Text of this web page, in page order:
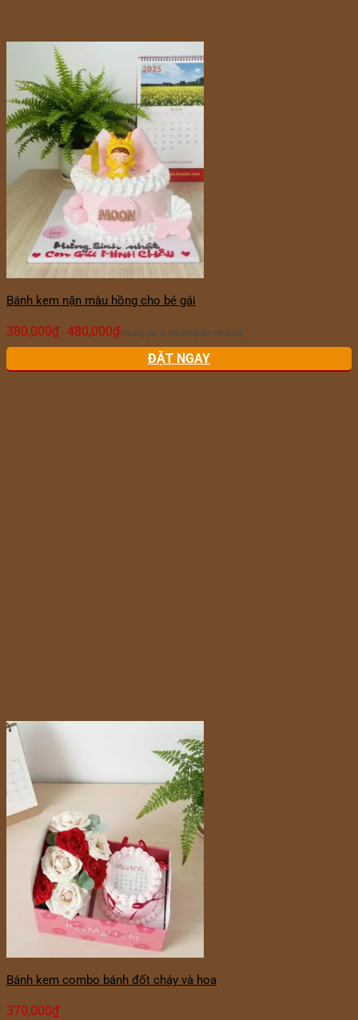
Bánh kem nặn màu hồng cho bé gái
380,000₫ – 480,000₫ Khoảng giá: từ 380,000₫ đến 480,000₫
ĐẶT NGAY
Bánh kem combo bánh đốt cháy và hoa
370,000₫